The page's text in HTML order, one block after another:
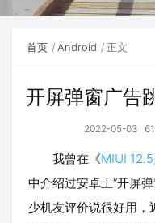
首页 Android 正文
开屏弹窗广告
2022-05-03
我曾在《MIUI
中介绍过安卓上“开屏
少机友评价说很好用